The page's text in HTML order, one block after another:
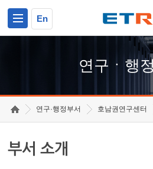
En
연구ㆍ행
연구·행정부서 호남권연구센터
부서 소개